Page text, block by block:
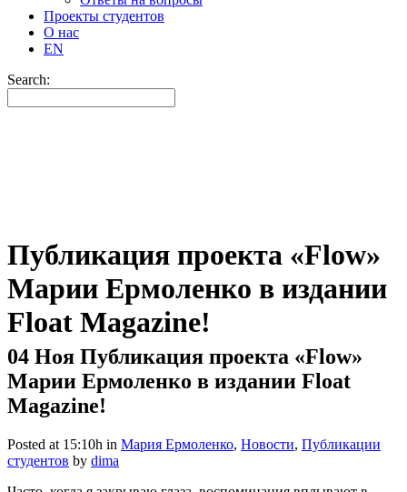
Проекты студентов
О нас
EN
Search:
Публикация проекта «Flow»
Марии Ермоленко в издании
Float Magazine!
04 Ноя Публикация проекта «Flow»
Марии Ермоленко в издании Float
Magazine!
Posted at 15:10h in Мария Ермоленко, Новости, Публикации
студентов by dima